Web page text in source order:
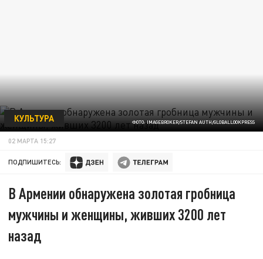
ФОТО: IMAGEBROKER/STEFAN AUTH/GLOBALLOOKPRESS
КУЛЬТУРА
02 МАРТА 15:27
ПОДПИШИТЕСЬ:
В Армении обнаружена золотая гробница
мужчины и женщины, живших 3200 лет
назад